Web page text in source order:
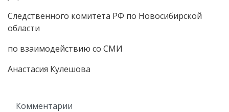
Следственного комитета РФ по Новосибирской
области
по взаимодействию со СМИ
Анастасия Кулешова
Комментарии